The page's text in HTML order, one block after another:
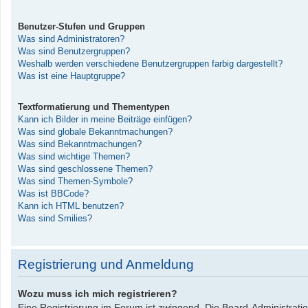
Benutzer-Stufen und Gruppen
Was sind Administratoren?
Was sind Benutzergruppen?
Weshalb werden verschiedene Benutzergruppen farbig dargestellt?
Was ist eine Hauptgruppe?
Textformatierung und Thementypen
Kann ich Bilder in meine Beiträge einfügen?
Was sind globale Bekanntmachungen?
Was sind Bekanntmachungen?
Was sind wichtige Themen?
Was sind geschlossene Themen?
Was sind Themen-Symbole?
Was ist BBCode?
Kann ich HTML benutzen?
Was sind Smilies?
Registrierung und Anmeldung
Wozu muss ich mich registrieren?